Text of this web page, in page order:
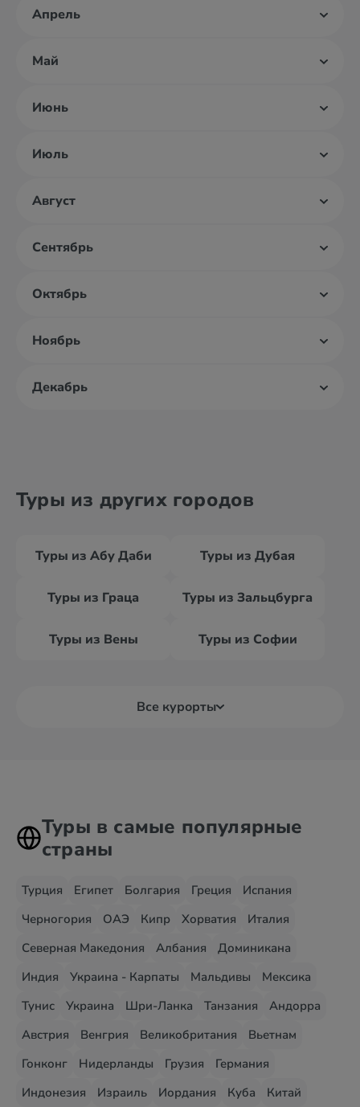
Апрель
Май
Июнь
Июль
Август
Сентябрь
Октябрь
Ноябрь
Декабрь
Туры из других городов
Туры из Абу Даби Туры из Дубая
Туры из Граца Туры из Зальцбурга
Туры из Вены Туры из Софии
Все курорты
Туры в самые популярные
страны
Турция Египет Болгария Греция
Испания
Черногория
ОАЭ Кипр Хорватия
Италия
Северная Македония
Албания
Доминикана
Индия
Украина - Карпаты Мальдивы
Мексика
Тунис
Украина Шри-Ланка Танзания
Андорра
Австрия
Венгрия Великобритания
Вьетнам
Гонконг
Нидерланды Грузия
Германия
Индонезия
Израиль Иордания Куба Китай